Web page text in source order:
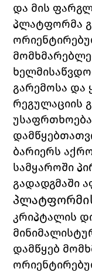
და მის
პლატფორმა
გარემოსა და
რეგულაციის
ბარიერს
სამყაროში
გადადგმაში
კრიპტალის
დამწყებ